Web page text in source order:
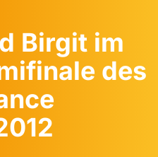
Birgit im
des